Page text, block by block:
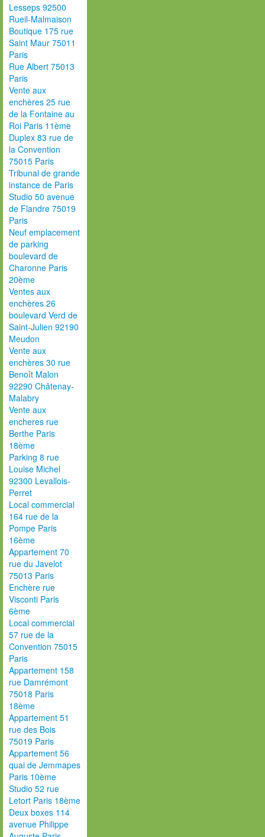
Lesseps 92500
Rueil-Malmaison
Boutique 175 rue
Saint Maur 75011
Paris
Rue Albert 75013
Paris
Vente aux
enchères 25 rue
de la Fontaine au
Roi Paris 11ème
Duplex 83 rue de
la Convention
75015 Paris
Tribunal de grande
instance de Paris
Studio 50 avenue
de Flandre 75019
Paris
Neuf emplacement
de parking
boulevard de
Charonne Paris
20ème
Ventes aux
enchères 26
boulevard Verd de
Saint-Julien 92190
Meudon
Vente aux
enchères 30 rue
Benoît Malon
92290 Châtenay-
Malabry
Vente aux
encheres rue
Berthe Paris
18ème
Parking 8 rue
Louise Michel
92300 Levallois-
Perret
Local commercial
164 rue de la
Pompe Paris
16ème
Appartement 70
rue du Javelot
75013 Paris
Enchère rue
Visconti Paris
6ème
Local commercial
57 rue de la
Convention 75015
Paris
Appartement 158
rue Damrémont
75018 Paris
18ème
Appartement 51
rue des Bois
75019 Paris
Appartement 56
quai de Jemmapes
Paris 10ème
Studio 52 rue
Letort Paris 18ème
Deux boxes 114
avenue Philippe